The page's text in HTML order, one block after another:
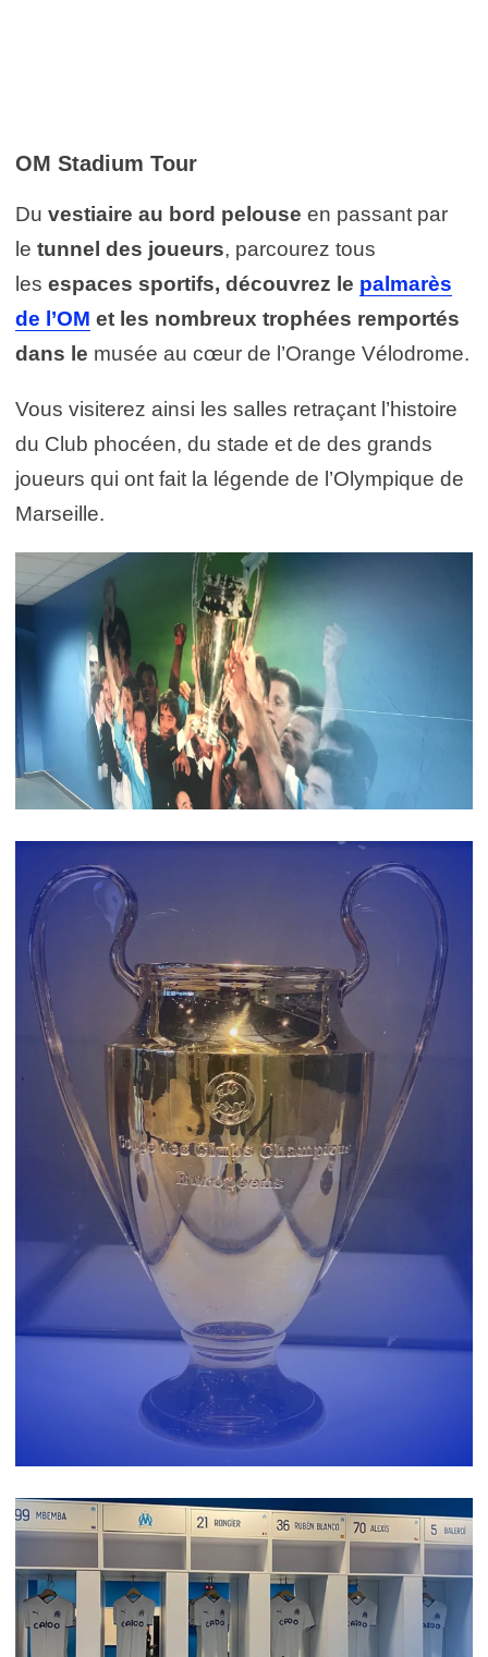
OM Stadium Tour
Du vestiaire au bord pelouse en passant par
le tunnel des joueurs, parcourez tous
les espaces sportifs, découvrez le palmarès
de l’OM et les nombreux trophées remportés
dans le musée au cœur de l’Orange Vélodrome.
Vous visiterez ainsi les salles retraçant l’histoire
du Club phocéen, du stade et de des grands
joueurs qui ont fait la légende de l’Olympique de
Marseille.